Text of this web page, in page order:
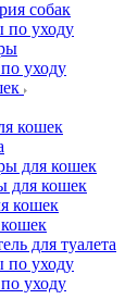
собак
по уходу
уходу
кошек
для кошек
для кошек
кошек
для туалета
по уходу
уходу